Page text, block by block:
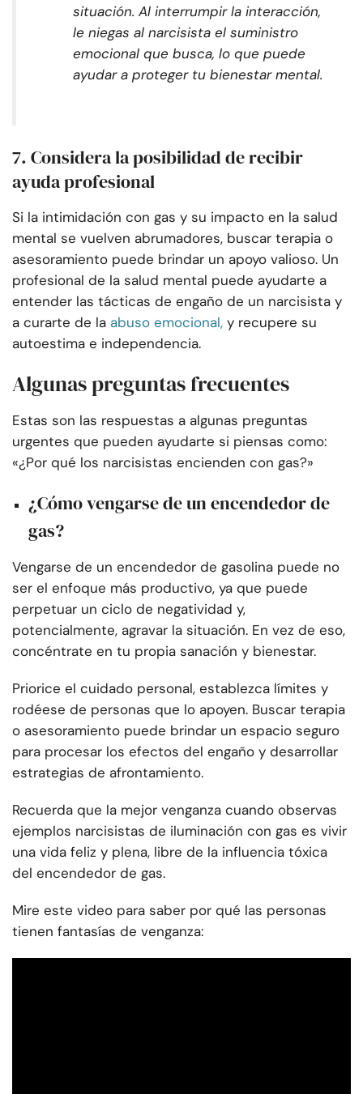
situación. Al interrumpir la interacción,
le niegas al narcisista el suministro
emocional que busca, lo que puede
ayudar a proteger tu bienestar mental.
7. Considera la posibilidad de recibir
ayuda profesional
Si la intimidación con gas y su impacto en la salud
mental se vuelven abrumadores, buscar terapia o
asesoramiento puede brindar un apoyo valioso. Un
profesional de la salud mental puede ayudarte a
entender las tácticas de engaño de un narcisista y
a curarte de la abuso emocional, y recupere su
autoestima e independencia.
Algunas preguntas frecuentes
Estas son las respuestas a algunas preguntas
urgentes que pueden ayudarte si piensas como:
«¿Por qué los narcisistas encienden con gas?»
¿Cómo vengarse de un encendedor de
gas?
Vengarse de un encendedor de gasolina puede no
ser el enfoque más productivo, ya que puede
perpetuar un ciclo de negatividad y,
potencialmente, agravar la situación. En vez de eso,
concéntrate en tu propia sanación y bienestar.
Priorice el cuidado personal, establezca límites y
rodéese de personas que lo apoyen. Buscar terapia
o asesoramiento puede brindar un espacio seguro
para procesar los efectos del engaño y desarrollar
estrategias de afrontamiento.
Recuerda que la mejor venganza cuando observas
ejemplos narcisistas de iluminación con gas es vivir
una vida feliz y plena, libre de la influencia tóxica
del encendedor de gas.
Mire este video para saber por qué las personas
tienen fantasías de venganza: